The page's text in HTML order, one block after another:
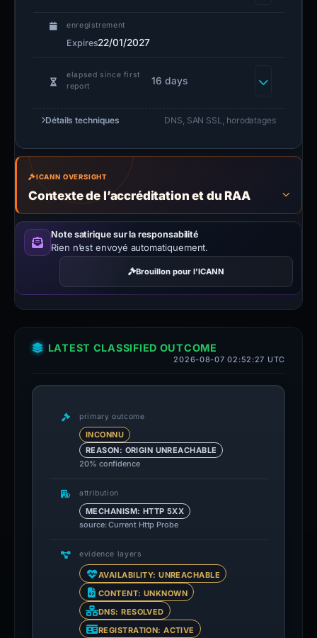
enregistrement
Expires22/01/2027
elapsed since first
report
16 days
Détails techniques DNS, SAN SSL, horodatages
ICANN OVERSIGHT
Contexte de l’accréditation et du RAA
Note satirique sur la responsabilité
Rien n’est envoyé automatiquement.
Brouillon pour l’ICANN
LATEST CLASSIFIED OUTCOME
2026-08-07 02:52:27 UTC
primary outcome
INCONNU
REASON: ORIGIN UNREACHABLE
20% confidence
attribution
MECHANISM: HTTP 5XX
source: Current Http Probe
evidence layers
AVAILABILITY: UNREACHABLE
CONTENT: UNKNOWN
DNS: RESOLVED
REGISTRATION: ACTIVE